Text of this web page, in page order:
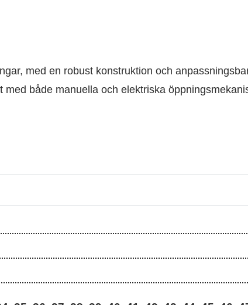
med en robust konstruktion och
både manuella och elektriska